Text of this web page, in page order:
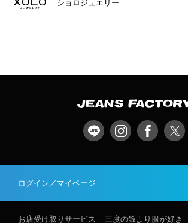
ショロジュエリー
ログイン／マイページ
お店受け取りサービス 三度の飯より服が好き